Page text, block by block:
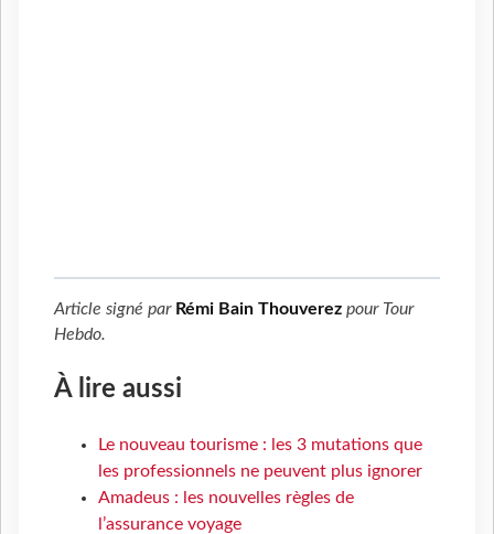
Article signé par Rémi Bain Thouverez pour Tour
Hebdo.
À lire aussi
Le nouveau tourisme : les 3 mutations que
les professionnels ne peuvent plus ignorer
Amadeus : les nouvelles règles de
l’assurance voyage